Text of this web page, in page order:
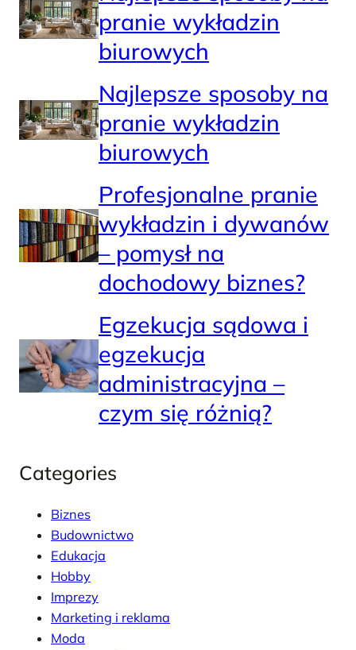
pranie wykładzin
biurowych
Najlepsze sposoby na
pranie wykładzin
biurowych
Profesjonalne pranie
wykładzin i dywanów
– pomysł na
dochodowy biznes?
Egzekucja sądowa i
egzekucja
administracyjna –
czym się różnią?
Categories
Biznes
Budownictwo
Edukacja
Hobby
Imprezy
Marketing i reklama
Moda